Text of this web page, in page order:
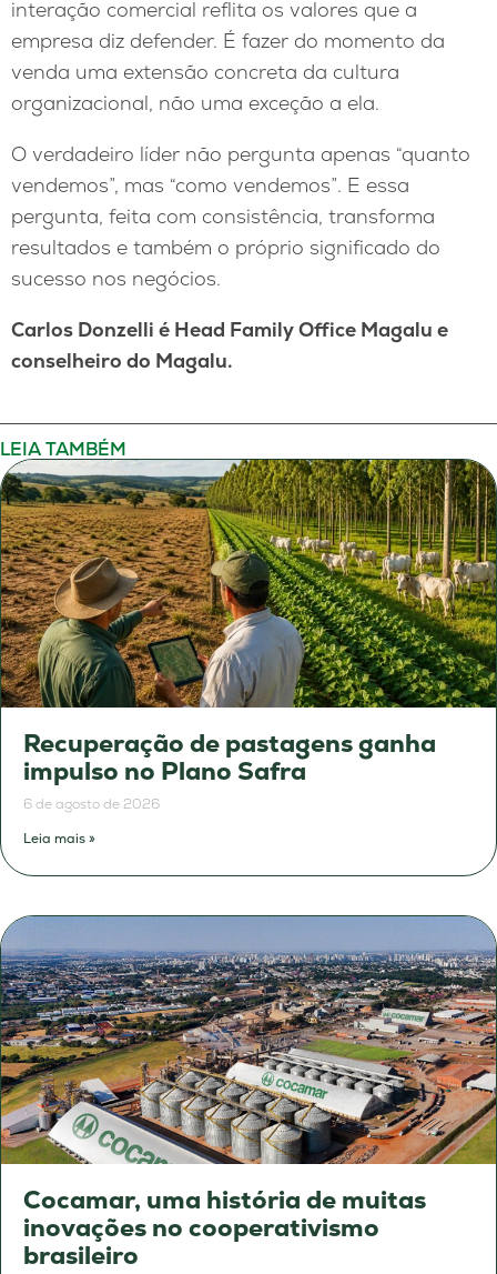
interação comercial reflita os valores que a
empresa diz defender. É fazer do momento da
venda uma extensão concreta da cultura
organizacional, não uma exceção a ela.
O verdadeiro líder não pergunta apenas “quanto
vendemos”, mas “como vendemos”. E essa
pergunta, feita com consistência, transforma
resultados e também o próprio significado do
sucesso nos negócios.
Carlos Donzelli é Head Family Office Magalu e
conselheiro do Magalu.
LEIA TAMBÉM
Recuperação de pastagens ganha
impulso no Plano Safra
6 de agosto de 2026
Leia mais »
Cocamar, uma história de muitas
inovações no cooperativismo
brasileiro